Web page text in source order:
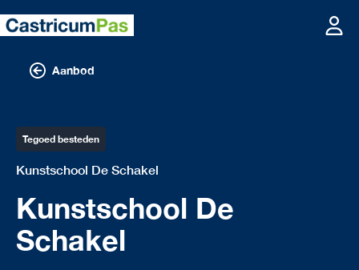
Aanbod
Tegoed besteden
Kunstschool De Schakel
Kunstschool De
Schakel